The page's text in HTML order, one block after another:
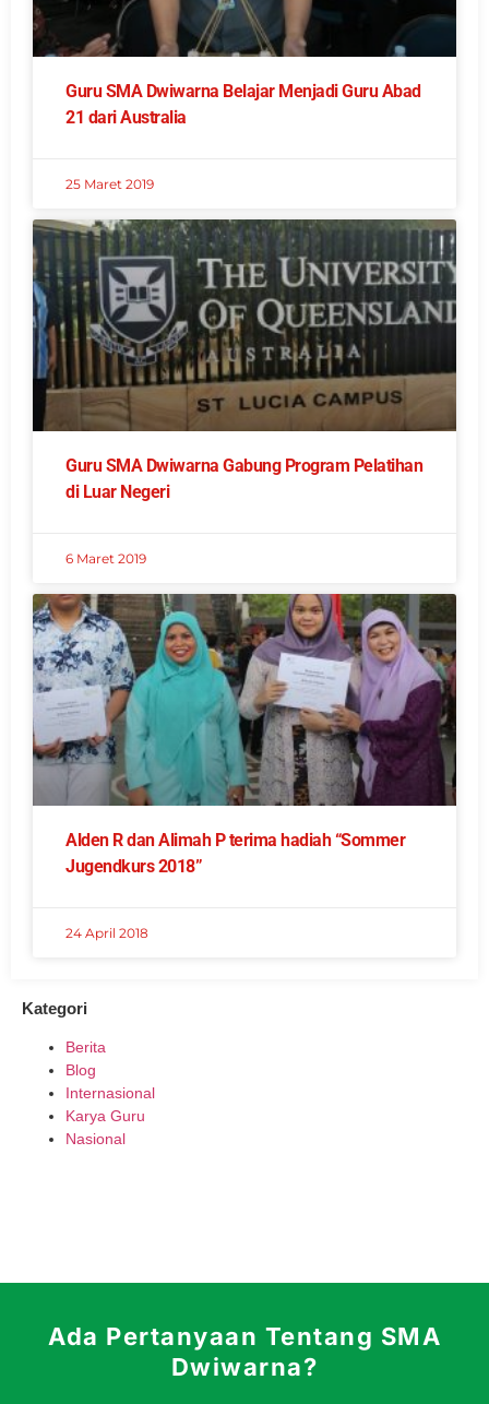
Guru SMA Dwiwarna Belajar Menjadi Guru Abad
21 dari Australia
25 Maret 2019
Guru SMA Dwiwarna Gabung Program Pelatihan
di Luar Negeri
6 Maret 2019
Alden R dan Alimah P terima hadiah “Sommer
Jugendkurs 2018”
24 April 2018
Kategori
Berita
Blog
Internasional
Karya Guru
Nasional
Ada Pertanyaan Tentang SMA
Dwiwarna?